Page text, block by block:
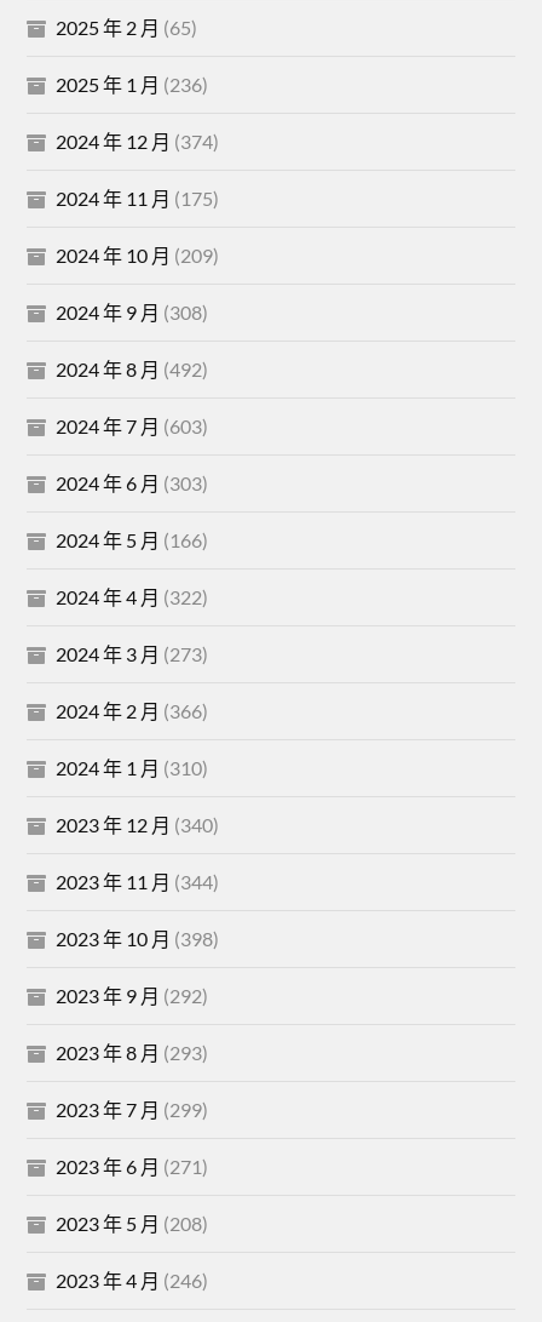
2025 年 2 月 (65)
2025 年 1 月 (236)
2024 年 12 月 (374)
2024 年 11 月 (175)
2024 年 10 月 (209)
2024 年 9 月 (308)
2024 年 8 月 (492)
2024 年 7 月 (603)
2024 年 6 月 (303)
2024 年 5 月 (166)
2024 年 4 月 (322)
2024 年 3 月 (273)
2024 年 2 月 (366)
2024 年 1 月 (310)
2023 年 12 月 (340)
2023 年 11 月 (344)
2023 年 10 月 (398)
2023 年 9 月 (292)
2023 年 8 月 (293)
2023 年 7 月 (299)
2023 年 6 月 (271)
2023 年 5 月 (208)
2023 年 4 月 (246)